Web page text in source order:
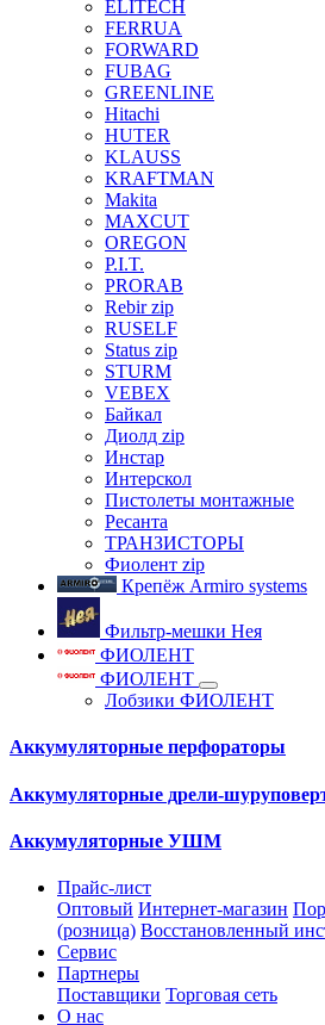
ELITECH
FERRUA
FORWARD
FUBAG
GREENLINE
Hitachi
HUTER
KLAUSS
KRAFTMAN
Makita
MAXCUT
OREGON
P.I.T.
PRORAB
Rebir zip
RUSELF
Status zip
STURM
VEBEX
Байкал
Диолд zip
Инстар
Интерскол
Пистолеты монтажные
Ресанта
ТРАНЗИСТОРЫ
Фиолент zip
Крепёж Armiro systems
Фильтр-мешки Нея
ФИОЛЕНТ
ФИОЛЕНТ
Лобзики ФИОЛЕНТ
Аккумуляторные перфораторы
Аккумуляторные дрели-
Аккумуляторные УШМ
Прайс-лист
Оптовый Интернет-магазин
(розница) Восстановленный
Сервис
Партнеры
Поставщики Торговая сеть
О нас